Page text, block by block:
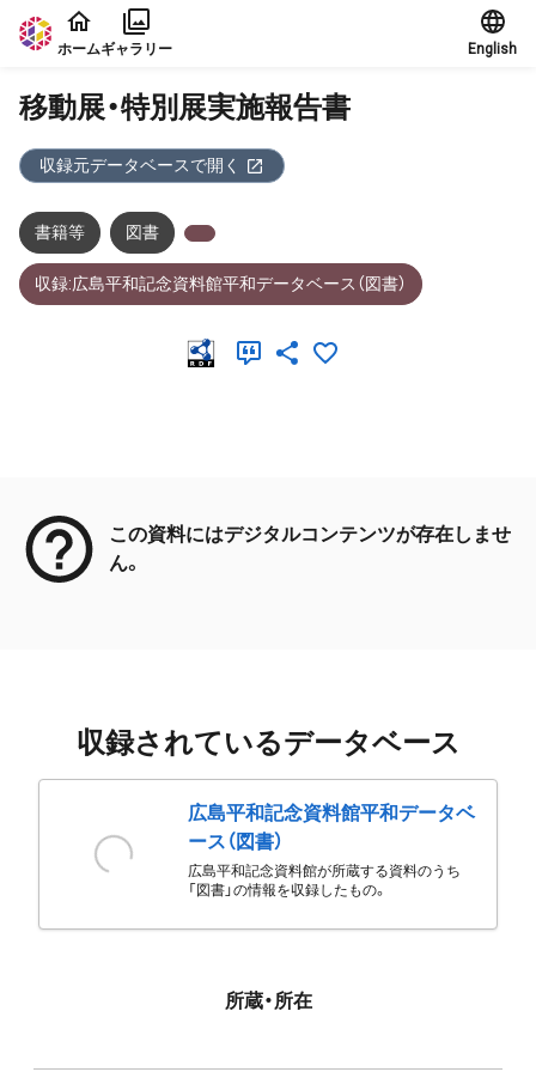
本文に飛ぶ
ホームギャラリー English
移動展・特別展実施報告書
収録元データベースで開く
書籍等 図書
収録:広島平和記念資料館平和データベース（図書）
この資料にはデジタルコンテンツが存在しませ
ん。
収録されているデータベース
広島平和記念資料館平和データベ
ース（図書）
広島平和記念資料館が所蔵する資料のうち
「図書」の情報を収録したもの。
所蔵・所在